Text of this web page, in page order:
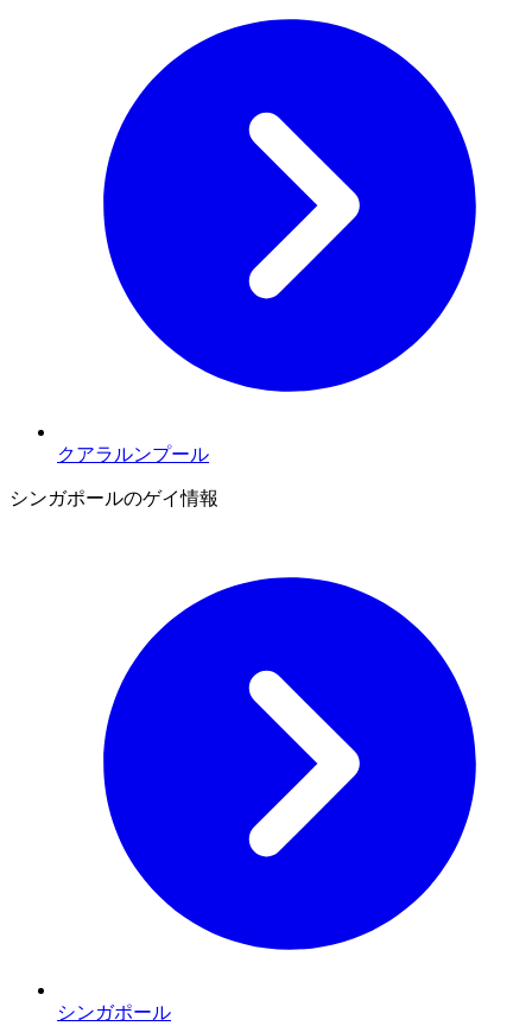
クアラルンプール
シンガポールのゲイ情報
シンガポール